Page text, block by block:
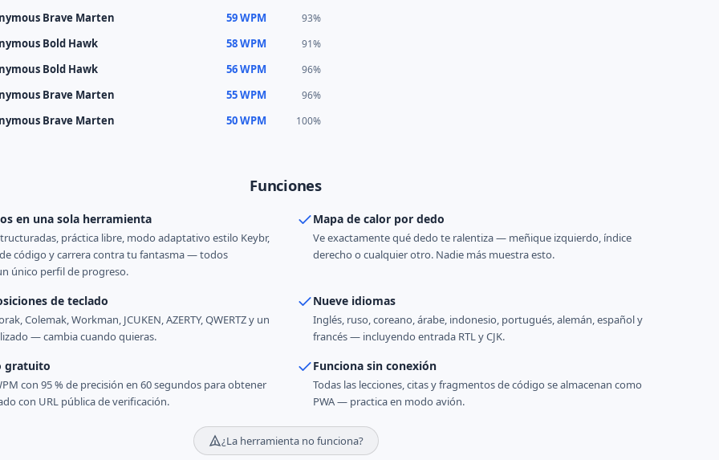
Brave Marten 59 WPM 93%
Bold Hawk 58 WPM 91%
Bold Hawk 56 WPM 96%
Brave Marten 55 WPM 96%
Brave Marten 50 WPM 100%
Funciones
en una sola herramienta
práctica libre, modo adaptativo estilo Keybr,
código y carrera contra tu fantasma — todos
único perfil de progreso.
Mapa de calor por dedo
Ve exactamente qué dedo te ralentiza — meñique izquierdo, índice
derecho o cualquier otro. Nadie más muestra esto.
de teclado
Colemak, Workman, JCUKEN, AZERTY, QWERTZ y un
— cambia cuando quieras.
Nueve idiomas
Inglés, ruso, coreano, árabe, indonesio, portugués, alemán, español y
francés — incluyendo entrada RTL y CJK.
gratuito
con 95 % de precisión en 60 segundos para obtener
con URL pública de verificación.
Funciona sin conexión
Todas las lecciones, citas y fragmentos de código se almacenan como
PWA — practica en modo avión.
¿La herramienta no funciona?